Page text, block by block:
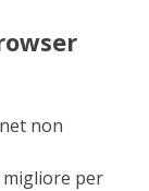
non
per